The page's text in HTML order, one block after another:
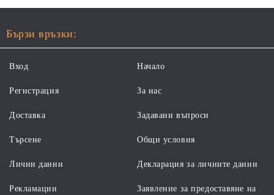
Бързи връзки:
Вход
Регистрация
Доставка
Търсене
Начало
За нас
Задавани въпроси
Общи условия
Лични данни
Рекламации
Декларация за личните данни
Заявление за предоставяне на